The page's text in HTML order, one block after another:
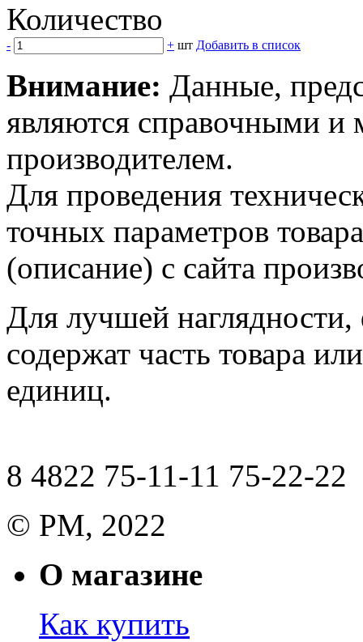
Количество
- + шт Добавить в список
Внимание: Данные,
являются справочными и
производителем.
Для проведения
точных параметров
(описание) с сайта
Для лучшей наглядности,
содержат часть товара
единиц.
8 4822 75-11-11 75-22-22
© РМ, 2022
О магазине
Как купить